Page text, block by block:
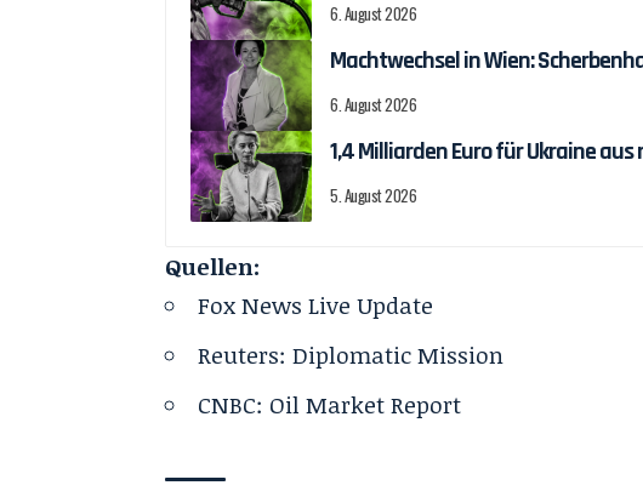
6. August 2026
Machtwechsel in Wien:
6. August 2026
1,4 Milliarden Euro für Ukraine
5. August 2026
Quellen:
Fox News Live Update
Reuters: Diplomatic Mission
CNBC: Oil Market Report